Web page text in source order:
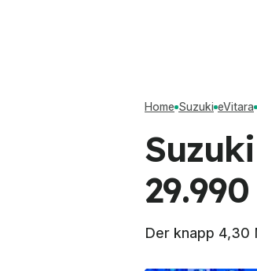
Home Suzuki eVitara
Der knapp 4,30